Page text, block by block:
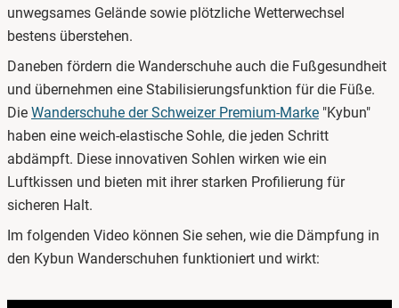
unwegsames Gelände sowie plötzliche Wetterwechsel
bestens überstehen.
Daneben fördern die Wanderschuhe auch die Fußgesundheit
und übernehmen eine Stabilisierungsfunktion für die Füße.
Die Wanderschuhe der Schweizer Premium-Marke "Kybun"
haben eine weich-elastische Sohle, die jeden Schritt
abdämpft. Diese innovativen Sohlen wirken wie ein
Luftkissen und bieten mit ihrer starken Profilierung für
sicheren Halt.
Im folgenden Video können Sie sehen, wie die Dämpfung in
den Kybun Wanderschuhen funktioniert und wirkt: